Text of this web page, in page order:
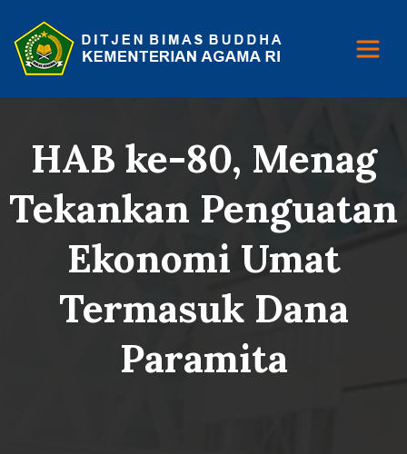
HAB ke-80, Menag
Tekankan Penguatan
Ekonomi Umat
Termasuk Dana
Paramita